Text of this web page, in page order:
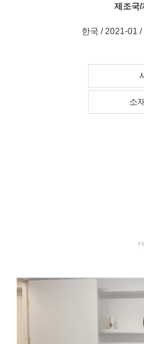
제조국/
한국 / 2021-01 /
소